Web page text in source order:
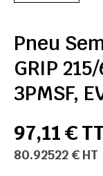
Pneu
GRIP
3PMSF,
97,11 €
80.92522 € HT